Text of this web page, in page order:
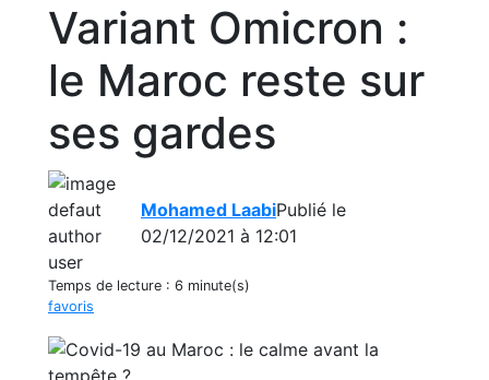
Variant Omicron :
le Maroc reste sur
ses gardes
Mohamed LaabiPublié le
02/12/2021 à 12:01
Temps de lecture : 6 minute(s)
favoris